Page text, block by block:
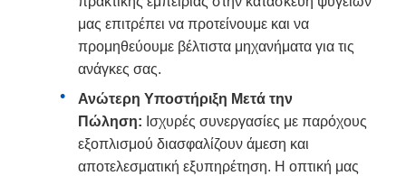
μας επιτρέπει να προτείνουμε και να
προμηθεύουμε βέλτιστα μηχανήματα για τις
ανάγκες σας.
Ανώτερη Υποστήριξη Μετά την
Πώληση: Ισχυρές συνεργασίες με παρόχους
εξοπλισμού διασφαλίζουν άμεση και
αποτελεσματική εξυπηρέτηση. Η οπτική μας